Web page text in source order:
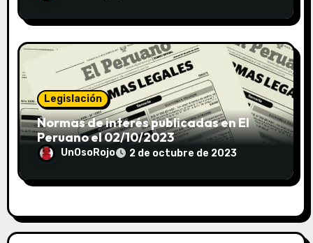
Legislación
Normas de interés publicadas en El
Peruano el 02/10/2023
UnOsoRojo 2 de octubre de 2023